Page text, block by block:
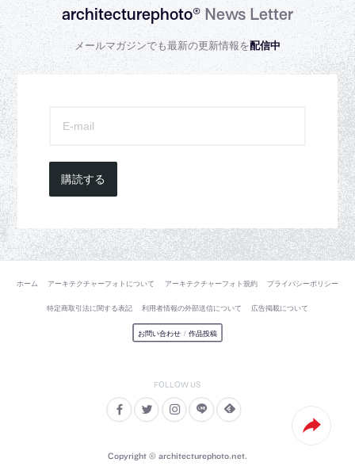
architecturephoto®News Letter
メールマガジンでも最新の更新情報を配信中
購読する
ホーム アーキテクチャーフォトについて アーキテクチャーフォト規約 プライバシーポリシー
特定商取引法に関する表記 利用者情報の外部送信について 広告掲載について
お問い合わせ / 作品投稿
Copyright © architecturephoto.net.